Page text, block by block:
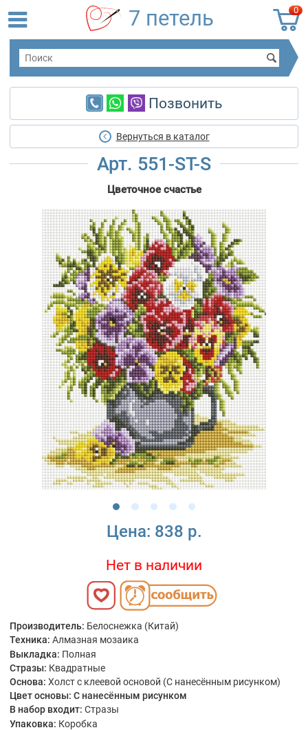
0
7 петель
Позвонить
Вернуться в каталог
Арт. 551-ST-S
Цветочное счастье
Цена: 838 р.
Нет в наличии
Производитель: Белоснежка (Китай)
Техника: Алмазная мозаика
Выкладка: Полная
Стразы: Квадратные
Основа: Холст с клеевой основой (С нанесённым рисунком)
Цвет основы: С нанесённым рисунком
В набор входит: Стразы
Упаковка: Коробка